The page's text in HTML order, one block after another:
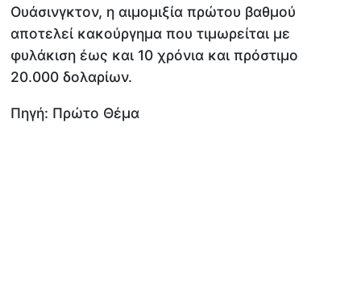
Ουάσινγκτον, η αιμομιξία πρώτου βαθμού
αποτελεί κακούργημα που τιμωρείται με
φυλάκιση έως και 10 χρόνια και πρόστιμο
20.000 δολαρίων.
Πηγή: Πρώτο Θέμα